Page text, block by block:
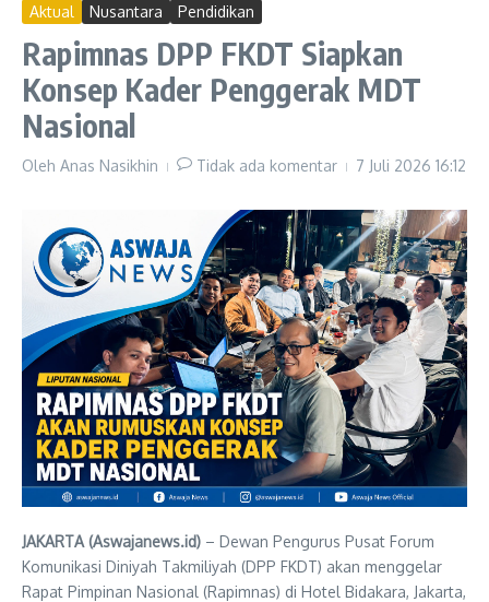
Aktual Nusantara Pendidikan
Rapimnas DPP FKDT Siapkan
Konsep Kader Penggerak MDT
Nasional
Oleh Anas Nasikhin Tidak ada komentar 7 Juli 2026 16:12
JAKARTA (Aswajanews.id) – Dewan Pengurus Pusat Forum
Komunikasi Diniyah Takmiliyah (DPP FKDT) akan menggelar
Rapat Pimpinan Nasional (Rapimnas) di Hotel Bidakara, Jakarta,